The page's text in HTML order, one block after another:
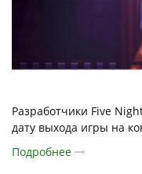
Разработчики Five
дату выхода игры на
Подробнее